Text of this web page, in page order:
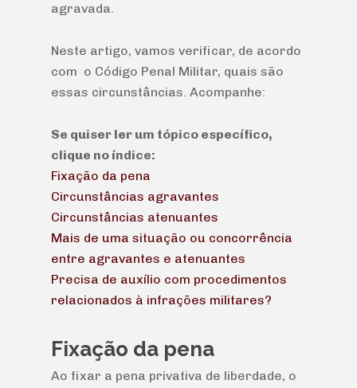
agravada.
Neste artigo, vamos verificar, de acordo
com o Código Penal Militar, quais são
essas circunstâncias. Acompanhe:
Se quiser ler um tópico específico,
clique no índice:
Fixação da pena
Circunstâncias agravantes
Circunstâncias atenuantes
Mais de uma situação ou concorrência
entre agravantes e atenuantes
Precisa de auxílio com procedimentos
relacionados à infrações militares?
Fixação da pena
Ao fixar a pena privativa de liberdade, o